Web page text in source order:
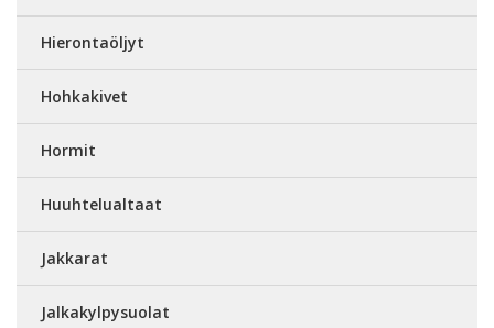
Hierontaöljyt
Hohkakivet
Hormit
Huuhtelualtaat
Jakkarat
Jalkakylpysuolat